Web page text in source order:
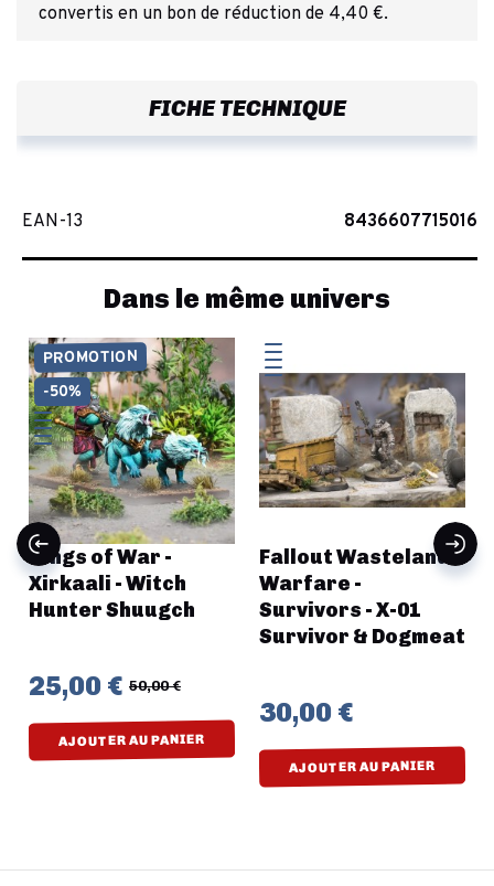
convertis en un bon de réduction de 4,40 €.
FICHE TECHNIQUE
EAN-13 8436607715016
Dans le même univers
Kings of War -
Xirkaali - Witch
Hunter Shuugch
25,00 € 50,00 €
AJOUTER AU PANIER
PROMOTION
-50%
Fallout Wasteland
Warfare -
Survivors - X-01
Survivor & Dogmeat
30,00 €
AJOUTER AU PANIER